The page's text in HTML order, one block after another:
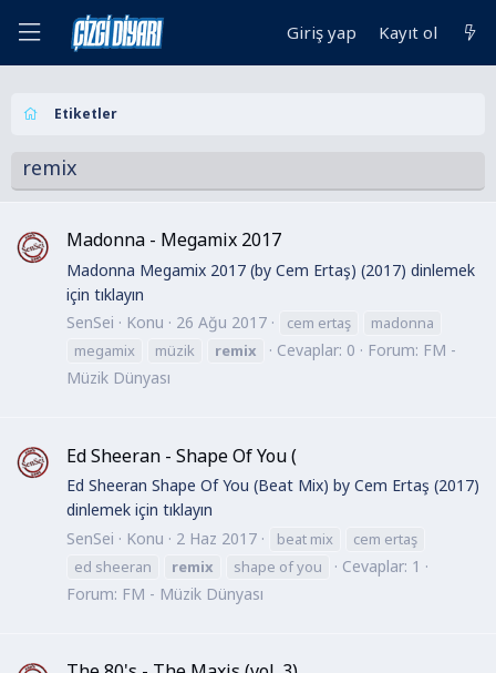
Giriş yap Kayıt ol
Etiketler
remix
Madonna - Megamix 2017
Madonna Megamix 2017 (by Cem Ertaş) (2017) dinlemek
için tıklayın
SenSei
Konu 26 Ağu 2017 cem ertaş
madonna
megamix
müzik remix Cevaplar: 0 Forum: FM -
Müzik Dünyası
Ed Sheeran - Shape Of You (
Ed Sheeran Shape Of You (Beat Mix) by Cem Ertaş (2017)
dinlemek için tıklayın
SenSei
Konu 2 Haz 2017 beat mix
cem ertaş
ed sheeran
remix shape of you
Cevaplar: 1
Forum: FM - Müzik Dünyası